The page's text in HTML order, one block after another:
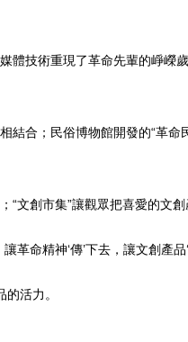
體技術重現了革命先輩的崢嶸
結合；民俗博物館開發的“革命
文創市集”讓觀眾把喜愛的文創
命精神‘傳’下去，讓文創產品‘
活力。